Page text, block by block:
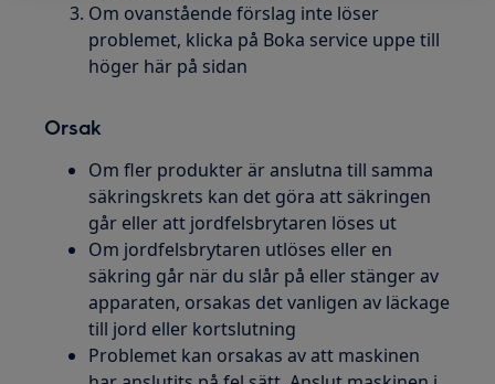
Om ovanstående förslag inte löser
problemet, klicka på Boka service uppe till
höger här på sidan
Orsak
Om fler produkter är anslutna till samma
säkringskrets kan det göra att säkringen
går eller att jordfelsbrytaren löses ut
Om jordfelsbrytaren utlöses eller en
säkring går när du slår på eller stänger av
apparaten, orsakas det vanligen av läckage
till jord eller kortslutning
Problemet kan orsakas av att maskinen